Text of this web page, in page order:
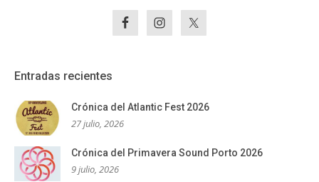
Entradas recientes
Crónica del Atlantic Fest 2026
27 julio, 2026
Crónica del Primavera Sound Porto 2026
9 julio, 2026